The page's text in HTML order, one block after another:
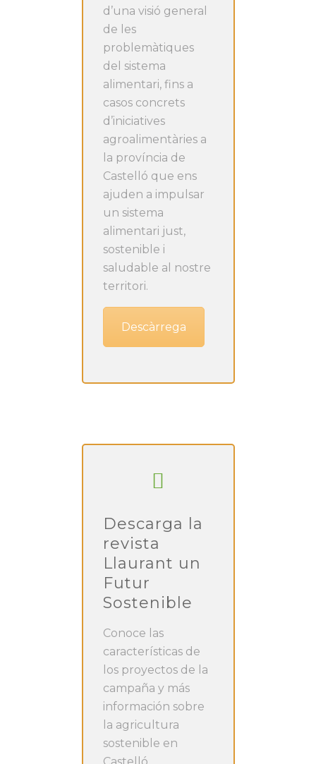
d’una visió general
de les
problemàtiques
del sistema
alimentari, fins a
casos concrets
d’iniciatives
agroalimentàries a
la província de
Castelló que ens
ajuden a impulsar
un sistema
alimentari just,
sostenible i
saludable al nostre
territori.
Descàrrega
Descarga la
revista
Llaurant un
Futur
Sostenible
Conoce las
características de
los proyectos de la
campaña y más
información sobre
la agricultura
sostenible en
Castelló